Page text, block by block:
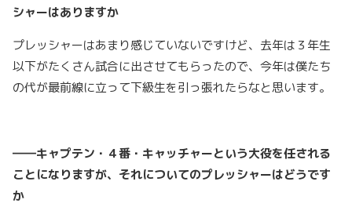
シャーはありますか
プレッシャーはあまり感じていないですけど、去年は３年生
以下がたくさん試合に出させてもらったので、今年は僕たち
の代が最前線に立って下級生を引っ張れたらなと思います。
――キャプテン・４番・キャッチャーという大役を任される
ことになりますが、それについてのプレッシャーはどうです
か